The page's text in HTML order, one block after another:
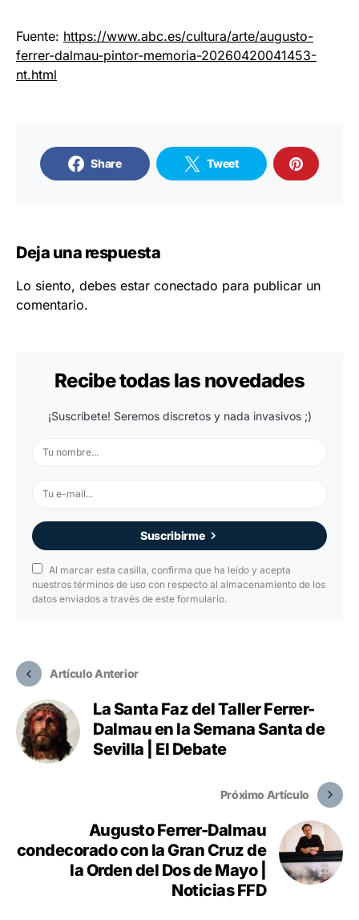
Fuente: https://www.abc.es/cultura/arte/augusto-
ferrer-dalmau-pintor-memoria-20260420041453-
nt.html
Share Tweet
Deja una respuesta
Lo siento, debes estar conectado para publicar un
comentario.
Recibe todas las novedades
¡Suscríbete! Seremos discretos y nada invasivos ;)
Suscribirme
Al marcar esta casilla, confirma que ha leído y acepta
nuestros términos de uso con respecto al almacenamiento de los
datos enviados a través de este formulario.
Artículo Anterior
La Santa Faz del Taller Ferrer-
Dalmau en la Semana Santa de
Sevilla | El Debate
Próximo Artículo
Augusto Ferrer-Dalmau
condecorado con la Gran Cruz de
la Orden del Dos de Mayo |
Noticias FFD